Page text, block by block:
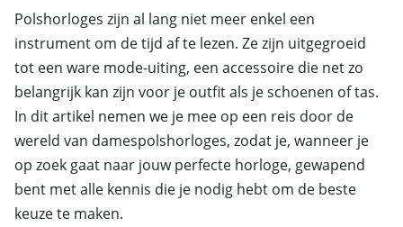
Polshorloges zijn al lang niet meer enkel een
instrument om de tijd af te lezen. Ze zijn uitgegroeid
tot een ware mode-uiting, een accessoire die net zo
belangrijk kan zijn voor je outfit als je schoenen of tas.
In dit artikel nemen we je mee op een reis door de
wereld van damespolshorloges, zodat je, wanneer je
op zoek gaat naar jouw perfecte horloge, gewapend
bent met alle kennis die je nodig hebt om de beste
keuze te maken.